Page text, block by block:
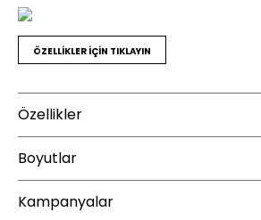
ÖZELLİKLER İÇİN TIKLAYIN
Özellikler
Üst Tabla Malzeme Bilgisi : MDF
Ayak Malzemesi :
Boyutlar
Yükseklik (mm) :
Kampanyalar